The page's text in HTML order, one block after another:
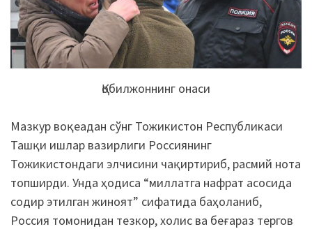
Қобилжоннинг онаси
Мазкур воқеадан сўнг Тожикистон Республикаси
Ташқи ишлар вазирлиги Россиянинг
Тожикистондаги элчисини чақиртириб, расмий нота
топширди. Унда ҳодиса “миллатга нафрат асосида
содир этилган жиноят” сифатида баҳоланиб,
Россия томонидан тезкор, холис ва беғараз тергов